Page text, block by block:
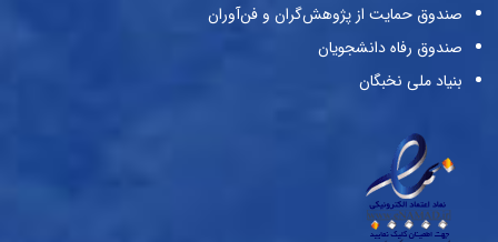
صندوق حمایت از پژوهش‌گران و فن‌آوران
صندوق رفاه دانشجویان
بنیاد ملی نخبگان